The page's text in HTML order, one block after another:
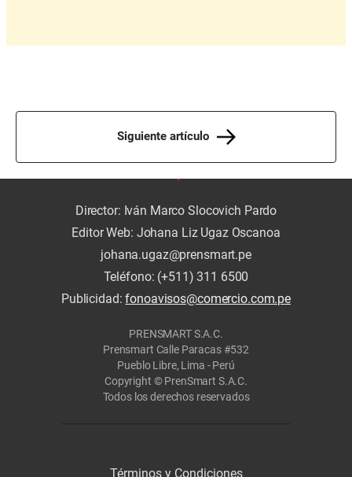
Siguiente artículo
Director: Iván Marco Slocovich Pardo
Editor Web: Johana Liz Ugaz Oscanoa
johana.ugaz@prensmart.pe
Teléfono: (+511) 311 6500
Publicidad:fonoavisos@comercio.com.pe
PRENSMART S.A.C.
Prensmart Calle Paracas #532
Pueblo Libre, Lima - Perú
Copyright © PrenSmart S.A.C.
Todos los derechos reservados
Términos y Condiciones